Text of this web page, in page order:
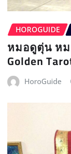
HOROGUIDE
หมอดูตุ่น ห
Golden
HoroGuide